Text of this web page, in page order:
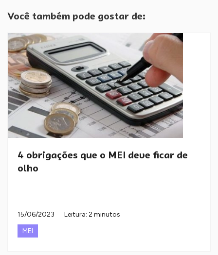
Você também pode gostar de:
4 obrigações que o MEI deve ficar de
olho
15/06/2023
Leitura: 2 minutos
MEI